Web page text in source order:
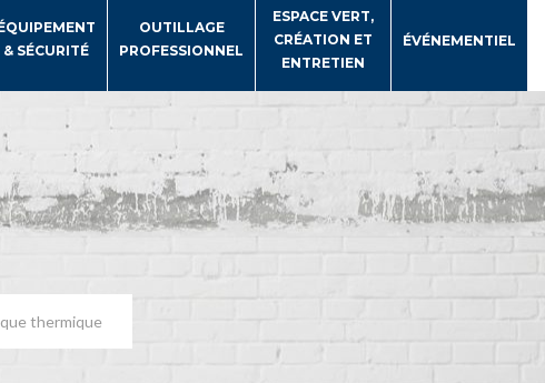
& SÉCURITÉ
OUTILLAGE
PROFESSIONNEL
ESPACE VERT,
CRÉATION ET
ENTRETIEN
ÉVÉNEMENTIEL
thermique